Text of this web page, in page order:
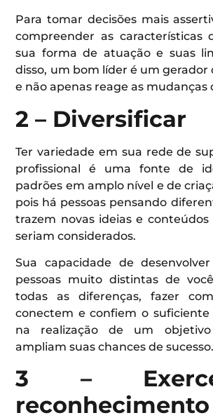
Para tomar decisões mais
compreender as características
sua forma de atuação e suas
disso, um bom líder é um gerador
e não apenas reage as mudanças
2 – Diversificar
Ter variedade em sua rede de
profissional é uma fonte de
padrões em amplo nível e de
pois há pessoas pensando
trazem novas ideias e
seriam considerados.
Sua capacidade de
pessoas muito distintas de
todas as diferenças, fazer
conectem e confiem o suficiente
na realização de um
ampliam suas chances de sucesso.
3 –
reconhecimento